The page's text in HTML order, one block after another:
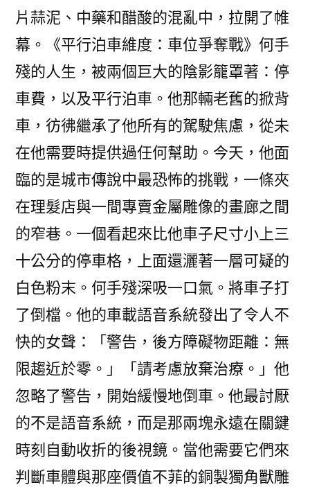
片蒜泥、中藥和醋酸的混亂中，拉開了帷
幕。《平行泊車維度：車位爭奪戰》何手
殘的人生，被兩個巨大的陰影籠罩著：停
車費，以及平行泊車。他那輛老舊的掀背
車，彷彿繼承了他所有的駕駛焦慮，從未
在他需要時提供過任何幫助。今天，他面
臨的是城市傳說中最恐怖的挑戰，一條夾
在理髮店與一間專賣金屬雕像的畫廊之間
的窄巷。一個看起來比他車子尺寸小上三
十公分的停車格，上面還灑著一層可疑的
白色粉末。何手殘深吸一口氣。將車子打
了倒檔。他的車載語音系統發出了令人不
快的女聲：「警告，後方障礙物距離：無
限趨近於零。」「請考慮放棄治療。」他
忽略了警告，開始緩慢地倒車。他最討厭
的不是語音系統，而是那兩塊永遠在關鍵
時刻自動收折的後視鏡。當他需要它們來
判斷車體與那座價值不菲的銅製獨角獸雕